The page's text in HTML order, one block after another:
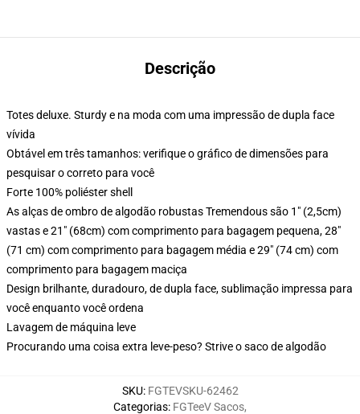
Descrição
Totes deluxe. Sturdy e na moda com uma impressão de dupla face
vívida
Obtável em três tamanhos: verifique o gráfico de dimensões para
pesquisar o correto para você
Forte 100% poliéster shell
As alças de ombro de algodão robustas Tremendous são 1" (2,5cm)
vastas e 21" (68cm) com comprimento para bagagem pequena, 28"
(71 cm) com comprimento para bagagem média e 29" (74 cm) com
comprimento para bagagem maciça
Design brilhante, duradouro, de dupla face, sublimação impressa para
você enquanto você ordena
Lavagem de máquina leve
Procurando uma coisa extra leve-peso? Strive o saco de algodão
SKU: FGTEVSKU-62462
Categorias: FGTeeV Sacos,